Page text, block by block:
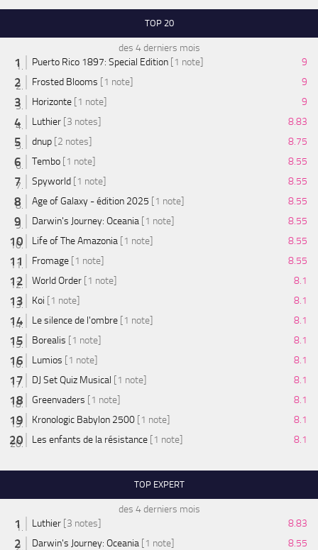
TOP 20
des 4 derniers mois
Puerto Rico 1897: Special Edition [1 note]
9
Frosted Blooms [1 note]
9
Horizonte [1 note]
9
Luthier [3 notes]
8.83
dnup [2 notes]
8.75
Tembo [1 note]
8.55
Spyworld [1 note]
8.55
Age of Galaxy - édition 2025 [1 note]
8.55
Darwin's Journey: Oceania [1 note]
8.55
Life of The Amazonia [1 note]
8.55
Fromage [1 note]
8.55
World Order [1 note]
8.1
Koi [1 note]
8.1
Le silence de l'ombre [1 note]
8.1
Borealis [1 note]
8.1
Lumios [1 note]
8.1
DJ Set Quiz Musical [1 note]
8.1
Greenvaders [1 note]
8.1
Kronologic Babylon 2500 [1 note]
8.1
Les enfants de la résistance [1 note] 8.1
TOP EXPERT
des 4 derniers mois
Luthier [3 notes]
8.83
Darwin's Journey: Oceania [1 note]
8.55